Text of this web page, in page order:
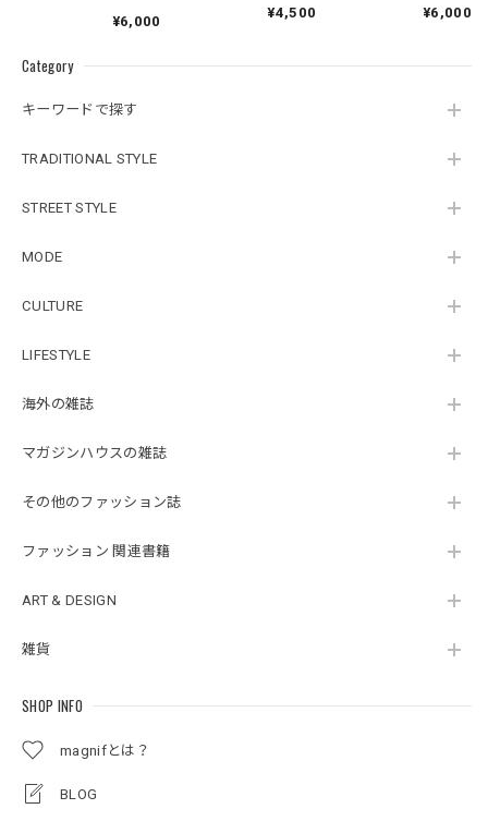
Category
キーワードで探す
TRADITIONAL STYLE
STREET STYLE
MODE
CULTURE
LIFESTYLE
海外の雑誌
マガジンハウスの雑誌
その他のファッション誌
ファッション 関連書籍
ART & DESIGN
雑貨
SHOP INFO
magnifとは？
BLOG
¥6,000
¥4,500
¥6,000